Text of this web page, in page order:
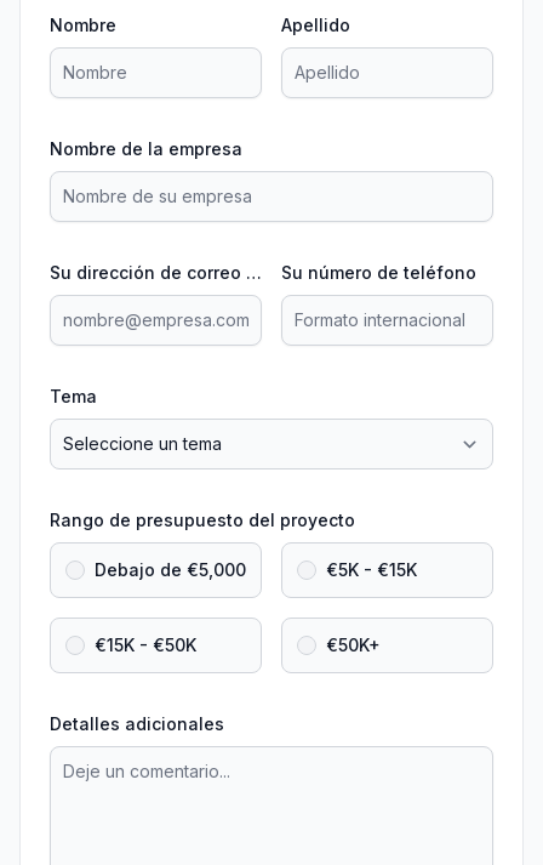
Nombre Apellido
Nombre de la empresa
Su dirección de correo electrónico Su número de teléfono
Tema
Rango de presupuesto del proyecto
Debajo de €5,000 €5K - €15K
€15K - €50K €50K+
Detalles adicionales